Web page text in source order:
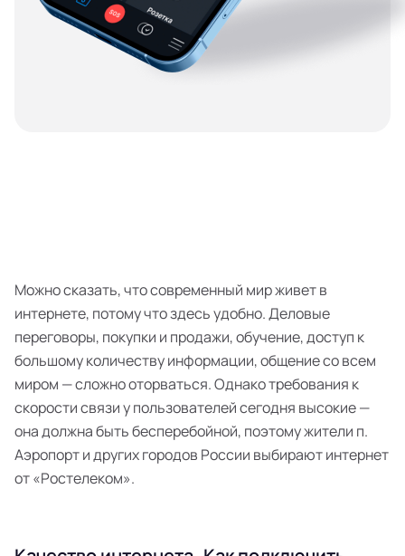
Можно сказать, что современный мир живет в
интернете, потому что здесь удобно. Деловые
переговоры, покупки и продажи, обучение, доступ к
большому количеству информации, общение со всем
миром — сложно оторваться. Однако требования к
скорости связи у пользователей сегодня высокие —
она должна быть бесперебойной, поэтому жители п.
Аэропорт и других городов России выбирают интернет
от «Ростелеком».